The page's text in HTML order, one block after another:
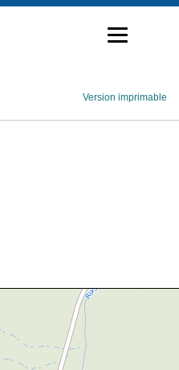
Version imprimable